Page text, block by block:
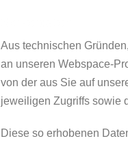
Aus technischen
an unseren Webspace-
von der aus Sie auf
jeweiligen Zugriffs sowie
Diese so erhobenen